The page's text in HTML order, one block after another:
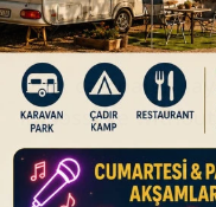
DEIK campaign
impossible without